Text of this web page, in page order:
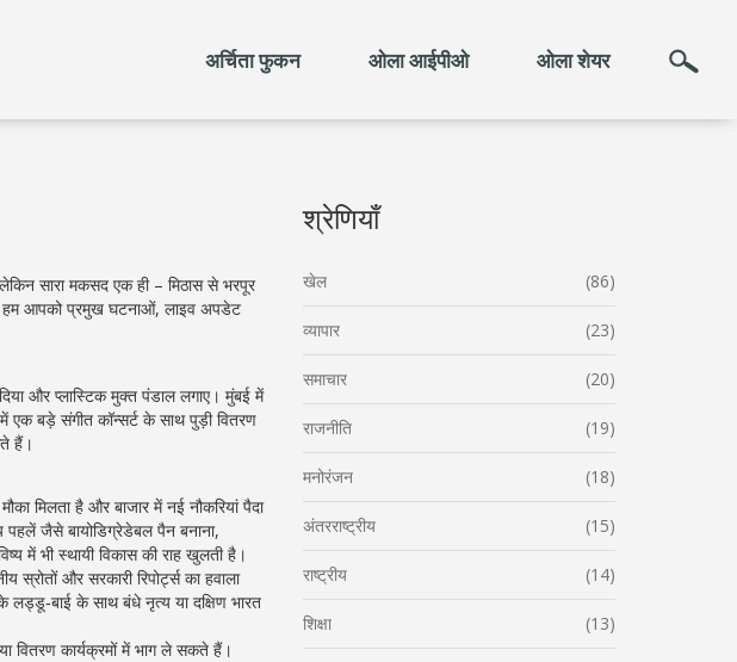
अर्चिता फुकन ओला आईपीओ ओला शेयर
सारा मकसद एक ही – मिठास से भरपूर
हम आपको प्रमुख घटनाओं, लाइव अपडेट
और प्लास्टिक मुक्त पंडाल लगाए। मुंबई में
एक बड़े संगीत कॉन्सर्ट के साथ पुड़ी वितरण
हैं।
मिलता है और बाजार में नई नौकरियां पैदा
पहलें जैसे बायोडिग्रेडेबल पैन बनाना,
में भी स्थायी विकास की राह खुलती है।
और सरकारी रिपोर्ट्स का हवाला
लड्डू‑बाई के साथ बंधे नृत्य या दक्षिण भारत
कार्यक्रमों में भाग ले सकते हैं।
श्रेणियाँ
खेल (86)
व्यापार (23)
समाचार (20)
राजनीति (19)
मनोरंजन (18)
अंतरराष्ट्रीय (15)
राष्ट्रीय (14)
शिक्षा (13)